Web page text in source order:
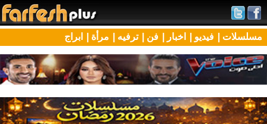
مسلسلات | فيديو | اخبار | فن | ترفيه | مرأة | ابراج